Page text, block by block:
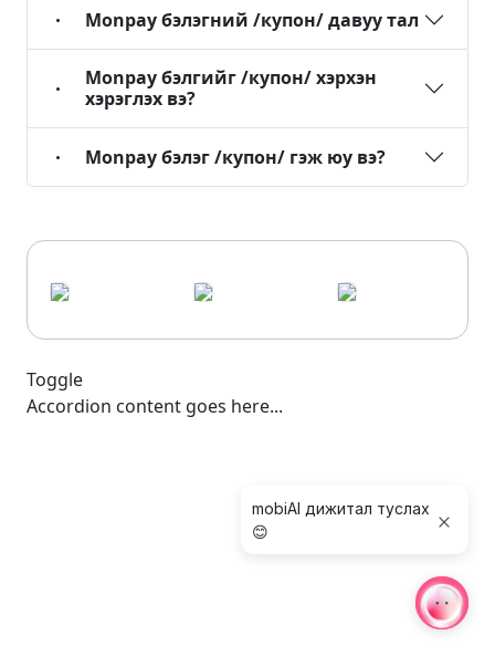
Monpay бэлэгний /купон/ давуу тал
Monpay бэлгийг /купон/ хэрхэн
хэрэглэх вэ?
Monpay бэлэг /купон/ гэж юу вэ?
Toggle
Accordion content goes here...
mobiAI дижитал туслах
😊